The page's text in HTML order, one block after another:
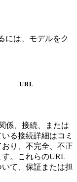
には、モデルをク
URL
係、接続、または
る接続詳細はコミ
り、不完全、不正
。これらのURL
て、保証または担